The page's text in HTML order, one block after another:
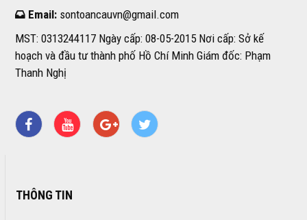
Email: sontoancauvn@gmail.com
MST: 0313244117 Ngày cấp: 08-05-2015 Nơi cấp: Sở kế
hoạch và đầu tư thành phố Hồ Chí Minh Giám đốc: Phạm
Thanh Nghị
THÔNG TIN